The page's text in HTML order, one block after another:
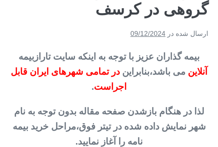
گروهی در کرسف
ارسال شده در 09/12/2024
بیمه گذاران عزیز با توجه به اینکه سایت تارازبیمه
آنلاین می باشد،بنابراین در تمامی شهرهای ایران قابل
اجراست.
لذا در هنگام بازشدن صفحه مقاله بدون توجه به نام
شهر نمایش داده شده در تیتر فوق،مراحل خرید بیمه
نامه را آغاز نمایید.